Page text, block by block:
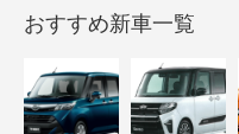
おすすめ新車一覧